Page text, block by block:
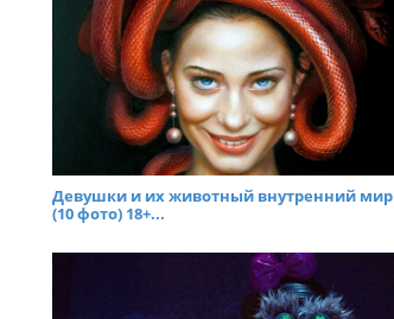
Девушки и их животный внутренний мир
(10 фото) 18+...